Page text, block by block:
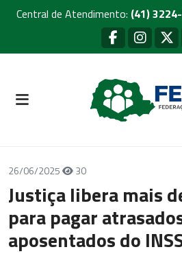
Central de Atendimento: (41)
26/06/2025 30
Justiça libera mais
para pagar
aposentados do